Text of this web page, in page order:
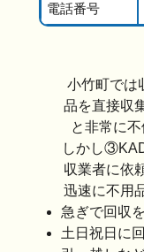
電話番号
小竹町では
品を直接収
と非常に
しかし
収業者に依
迅速に不用
急ぎで回収
土日祝日に